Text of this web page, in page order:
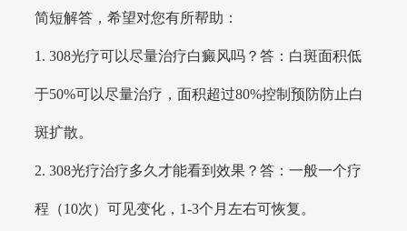
简短解答，希望对您有所帮助：
1. 308光疗可以尽量治疗白癜风吗？答：白斑面积低
于50%可以尽量治疗，面积超过80%控制预防防止白
斑扩散。
2. 308光疗治疗多久才能看到效果？答：一般一个疗
程（10次）可见变化，1-3个月左右可恢复。